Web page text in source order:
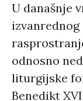
U današnje
odnosno
liturgijske
Benedikt